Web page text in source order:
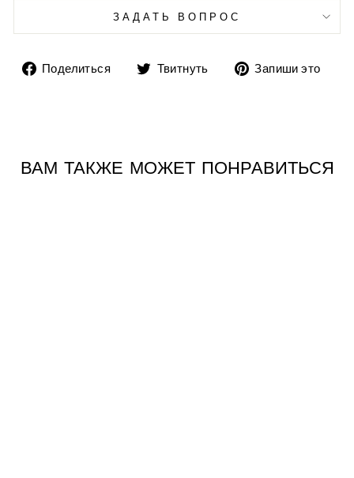
ЗАДАТЬ ВОПРОС
Поделиться
Поделиться
Твитнуть
ТвитнутьЗапиши это
ВАМ ТАКЖЕ МОЖЕТ ПОНРАВИТЬСЯ